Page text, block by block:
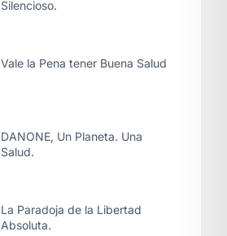
Silencioso.
Vale la Pena tener Buena Salud
DANONE, Un Planeta. Una
Salud.
La Paradoja de la Libertad
Absoluta.